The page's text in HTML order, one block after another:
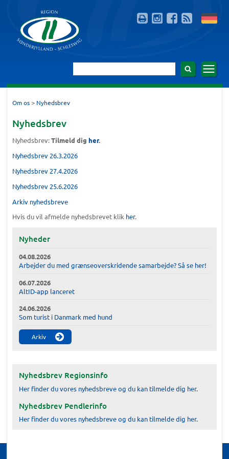
Om os > Nyhedsbrev
Nyhedsbrev
Nyhedsbrev:Tilmeld dig her.
Nyhedsbrev 26.3.2026
Nyhedsbrev 27.4.2026
Nyhedsbrev 25.6.2026
Arkiv nyhedsbreve
Hvis du vil afmelde nyhedsbrevet klik her.
Nyheder
04.08.2026
Arbejder du med grænseoverskridende samarbejde? Så se her!
06.07.2026
AltID-app lanceret
24.06.2026
Som turist i Danmark med hund
Arkiv
Nyhedsbrev Regionsinfo
Her finder du vores nyhedsbreve og du kan tilmelde dig her.
Nyhedsbrev Pendlerinfo
Her finder du vores nyhedsbreve og du kan tilmelde dig her.